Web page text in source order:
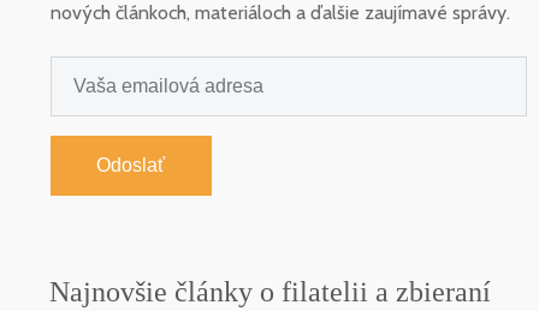
nových článkoch, materiáloch a ďalšie zaujímavé správy.
Odoslať
Najnovšie články o filatelii a zbieraní